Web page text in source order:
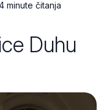
minute čitanja
Duhu